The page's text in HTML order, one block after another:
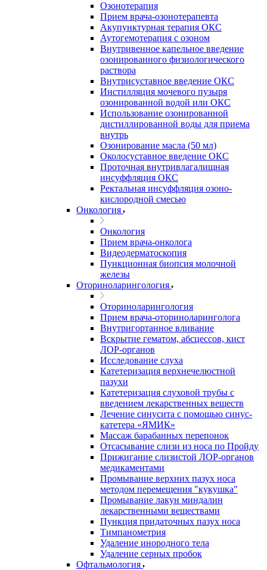
Озонотерапия
Прием врача-озонотерапевта
Акупунктурная терапия ОКС
Аутогемотерапия с озоном
Внутривенное капельное введение
озонированного физиологического
раствора
Внутрисуставное введение ОКС
Инстилляция мочевого пузыря
озонированной водой или ОКС
Использование озонированной
дистиллированной воды для приема
внутрь
Озонирование масла (50 мл)
Околосуставное введение ОКС
Проточная внутривлагалищная
инсуффляция ОКС
Ректальная инсуффляция озоно-
кислородной смесью
Онкология
Онкология
Прием врача-онколога
Видеодерматоскопия
Пункционная биопсия молочной
железы
Оториноларингология
Оториноларингология
Прием врача-оториноларинголога
Внутригортанное вливание
Вскрытие гематом, абсцессов, кист
ЛОР-органов
Исследование слуха
Катетеризация верхнечелюстной
пазухи
Катетеризация слуховой трубы с
введением лекарственных веществ
Лечение синусита с помощью синус-
катетера «ЯМИК»
Массаж барабанных перепонок
Отсасывание слизи из носа по Пройду
Прижигание слизистой ЛОР-органов
медикаментами
Промывание верхних пазух носа
методом перемещения "кукушка"
Промывание лакун миндалин
лекарственными веществами
Пункция придаточных пазух носа
Тимпанометрия
Удаление инородного тела
Удаление серных пробок
Офтальмология